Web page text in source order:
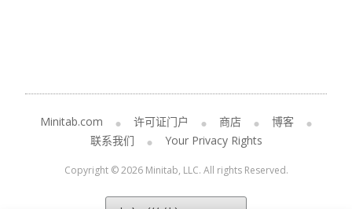
Minitab.com 许可证门户 商店
博客
联系我们
Your Privacy Rights
Copyright © 2026 Minitab, LLC. All rights Reserved.